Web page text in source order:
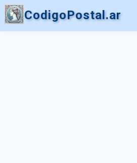
CodigoPostal.ar